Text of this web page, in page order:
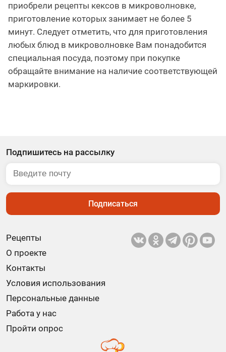
приобрели рецепты кексов в микроволновке,
приготовление которых занимает не более 5
минут. Следует отметить, что для приготовления
любых блюд в микроволновке Вам понадобится
специальная посуда, поэтому при покупке
обращайте внимание на наличие соответствующей
маркировки.
Рецепты
О проекте
Контакты
Условия использования
Персональные данные
Работа у нас
Пройти опрос
Подпишитесь на рассылку
Подписаться